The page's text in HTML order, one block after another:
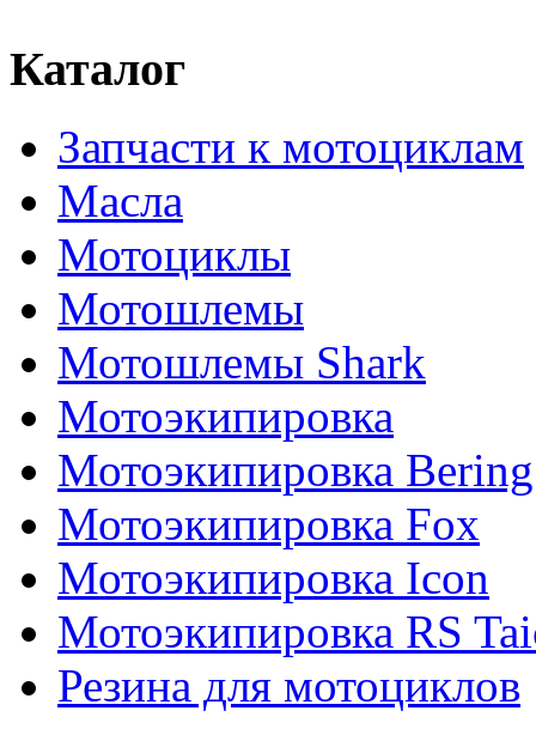
Каталог
Запчасти к мотоциклам
Масла
Мотоциклы
Мотошлемы
Мотошлемы Shark
Мотоэкипировка
Мотоэкипировка Bering
Мотоэкипировка Fox
Мотоэкипировка Icon
Мотоэкипировка RS
Резина для мотоциклов